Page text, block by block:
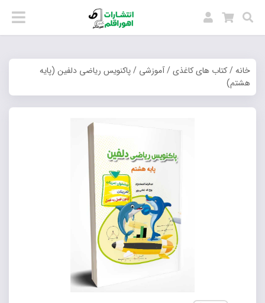
خانه/کتاب های کاغذی/آموزشی / پاکنویس ریاضی دلفین (پایه
هشتم)